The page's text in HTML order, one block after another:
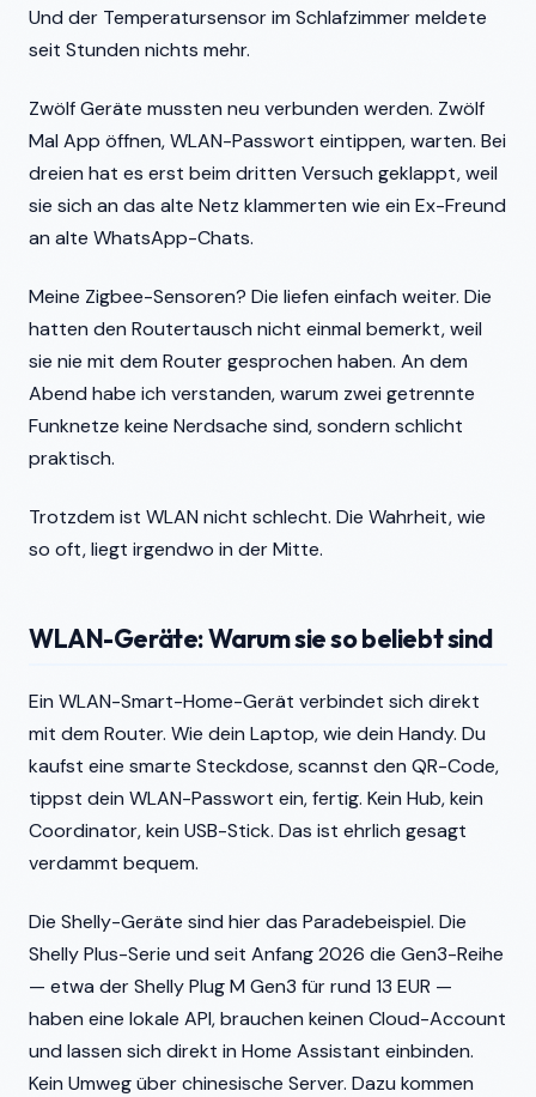
Und der Temperatursensor im Schlafzimmer meldete
seit Stunden nichts mehr.
Zwölf Geräte mussten neu verbunden werden. Zwölf
Mal App öffnen, WLAN-Passwort eintippen, warten. Bei
dreien hat es erst beim dritten Versuch geklappt, weil
sie sich an das alte Netz klammerten wie ein Ex-Freund
an alte WhatsApp-Chats.
Meine Zigbee-Sensoren? Die liefen einfach weiter. Die
hatten den Routertausch nicht einmal bemerkt, weil
sie nie mit dem Router gesprochen haben. An dem
Abend habe ich verstanden, warum zwei getrennte
Funknetze keine Nerdsache sind, sondern schlicht
praktisch.
Trotzdem ist WLAN nicht schlecht. Die Wahrheit, wie
so oft, liegt irgendwo in der Mitte.
WLAN-Geräte: Warum sie so beliebt sind
Ein WLAN-Smart-Home-Gerät verbindet sich direkt
mit dem Router. Wie dein Laptop, wie dein Handy. Du
kaufst eine smarte Steckdose, scannst den QR-Code,
tippst dein WLAN-Passwort ein, fertig. Kein Hub, kein
Coordinator, kein USB-Stick. Das ist ehrlich gesagt
verdammt bequem.
Die Shelly-Geräte sind hier das Paradebeispiel. Die
Shelly Plus-Serie und seit Anfang 2026 die Gen3-Reihe
— etwa der Shelly Plug M Gen3 für rund 13 EUR —
haben eine lokale API, brauchen keinen Cloud-Account
und lassen sich direkt in Home Assistant einbinden.
Kein Umweg über chinesische Server. Dazu kommen